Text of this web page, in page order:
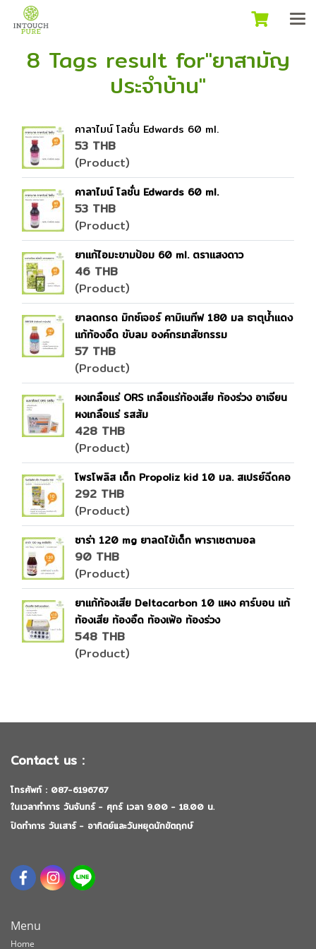
8 Tags result for"ยาสามัญ
ประจำบ้าน"
คาลาไมน์ โลชั่น Edwards 60 ml.
53 THB
(Product)
คาลาไมน์ โลชั่น Edwards 60 ml.
53 THB
(Product)
ยาแก้ไอมะขามป้อม 60 ml. ตราแสงดาว
46 THB
(Product)
ยาลดกรด มิกซ์เจอร์ คามิเนทีฟ 180 มล ธาตุน้ำแดง
แก้ท้องอืด ขับลม องค์กรเภสัชกรรม
57 THB
(Product)
ผงเกลือแร่ ORS เกลือแร่ท้องเสีย ท้องร่วง อาเจียน
ผงเกลือแร่ รสส้ม
428 THB
(Product)
โพรโพลิส เด็ก Propoliz kid 10 มล. สเปรย์ฉีดคอ
292 THB
(Product)
ซาร่า 120 mg ยาลดไข้เด็ก พาราเซตามอล
90 THB
(Product)
ยาแก้ท้องเสีย Deltacarbon 10 แผง คาร์บอน แก้
ท้องเสีย ท้องอืด ท้องเฟ้อ ท้องร่วง
548 THB
(Product)
Contact us :
โทรศัพท์ : 087-6196767
ในเวลาทำการ วันจันทร์ - ศุกร์ เวลา 9.00 - 18.00 น.
ปิดทำการ วันเสาร์ - อาทิตย์และวันหยุดนักขัตฤกษ์
Menu
Home